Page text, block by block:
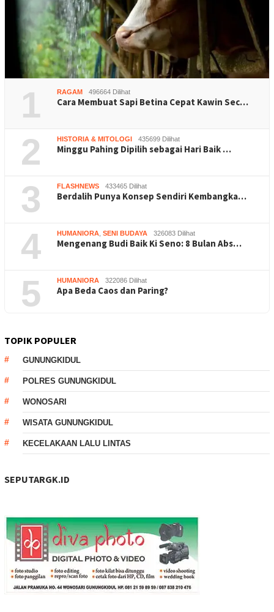
1 RAGAM 496664 Dilihat
Cara Membuat Sapi Betina Cepat Kawin Sec…
2 HISTORIA & MITOLOGI 435699 Dilihat
Minggu Pahing Dipilih sebagai Hari Baik …
3 FLASHNEWS 433465 Dilihat
Berdalih Punya Konsep Sendiri Kembangka…
4 HUMANIORA SENI BUDAYA 326083 Dilihat
Mengenang Budi Baik Ki Seno: 8 Bulan Abs…
5 HUMANIORA 322086 Dilihat
Apa Beda Caos dan Paring?
TOPIK POPULER
GUNUNGKIDUL
POLRES GUNUNGKIDUL
WONOSARI
WISATA GUNUNGKIDUL
KECELAKAAN LALU LINTAS
SEPUTARGK.ID